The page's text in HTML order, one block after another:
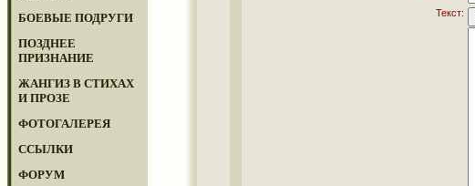
БОЕВЫЕ ПОДРУГИ
ПОЗДНЕЕ
ПРИЗНАНИЕ
ЖАНГИЗ В СТИХАХ
И ПРОЗЕ
ФОТОГАЛЕРЕЯ
ССЫЛКИ
ФОРУМ
Текст: